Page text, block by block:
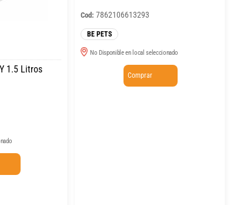
1.5 Litros
Cod: 7862106613293
BE PETS
No Disponible en local seleccionado
Comprar